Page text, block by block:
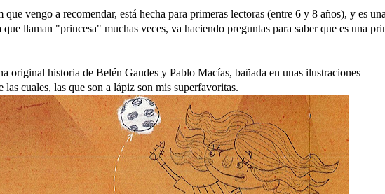
vengo a recomendar, está hecha para primeras lectoras (entre 6 y 8 años), y es una
llaman "princesa" muchas veces, va haciendo preguntas para saber que es una
original historia de Belén Gaudes y Pablo Macías, bañada en unas ilustraciones
cuales, las que son a lápiz son mis superfavoritas.